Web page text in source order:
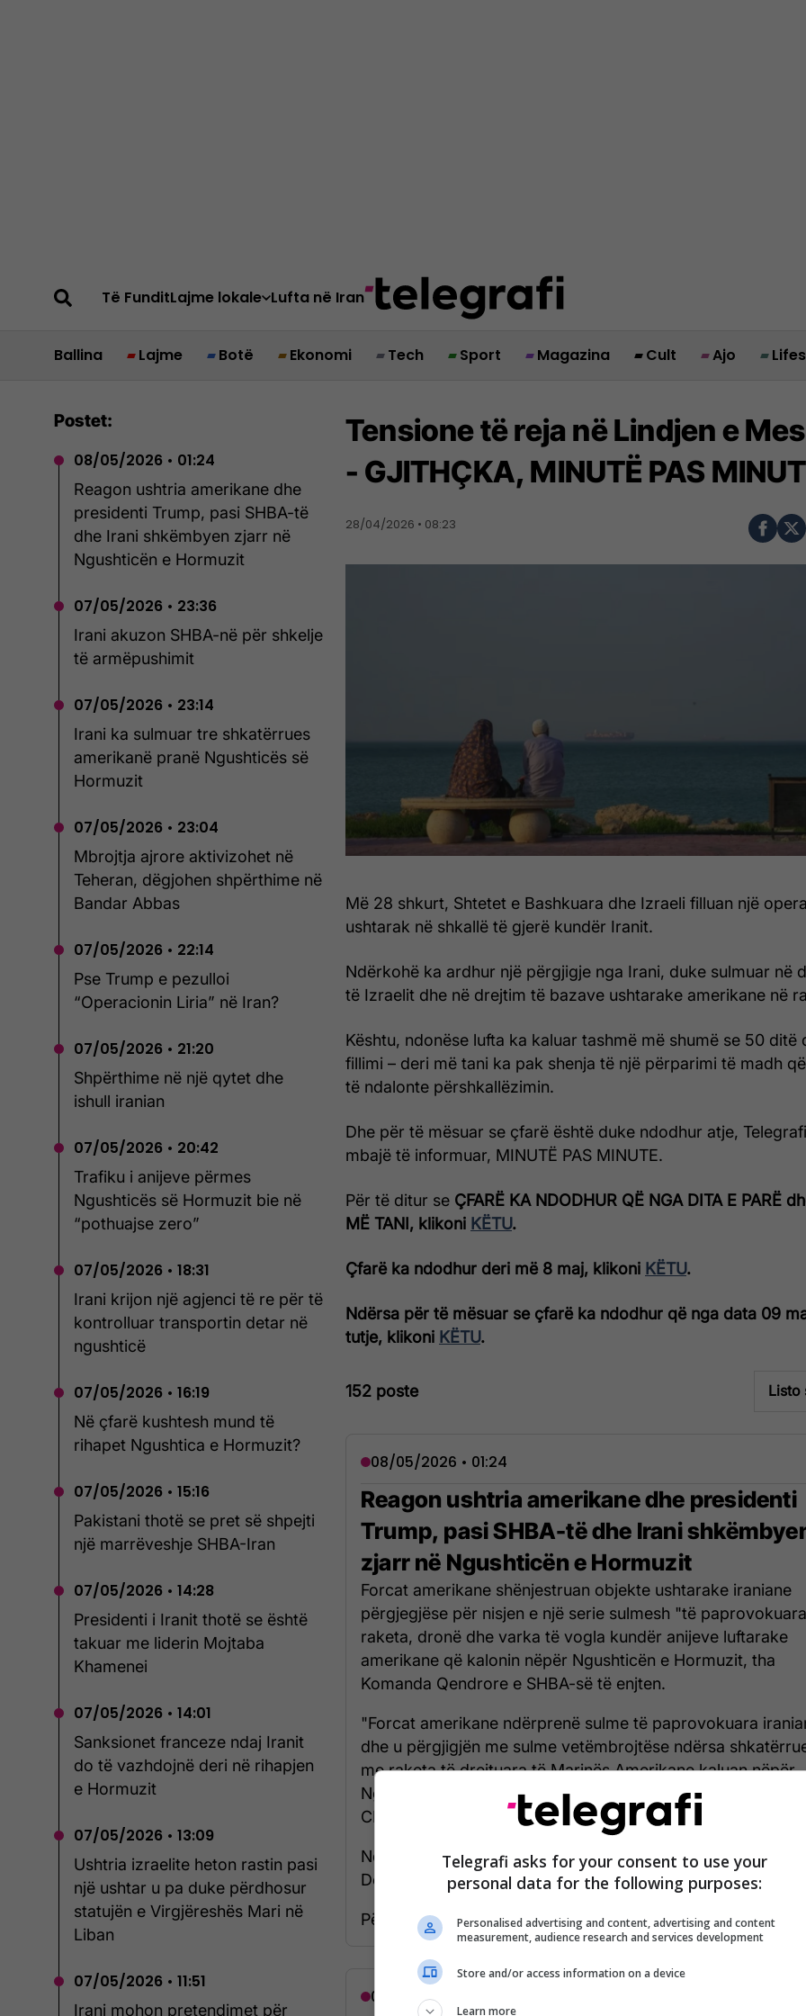
Të FunditLajme lokale Lufta në Iran
Ballina Lajme Botë Ekonomi Tech Sport Magazina Cult Ajo
Tensione të reja në Lindjen e
- GJITHÇKA, MINUTË PAS
28/04/2026 • 08:23
Postet:
08/05/2026 • 01:24
Reagon ushtria amerikane dhe
presidenti Trump, pasi SHBA-të
dhe Irani shkëmbyen zjarr në
Ngushticën e Hormuzit
07/05/2026 • 23:36
Irani akuzon SHBA-në për shkelje
të armëpushimit
07/05/2026 • 23:14
Irani ka sulmuar tre shkatërrues
amerikanë pranë Ngushticës së
Hormuzit
07/05/2026 • 23:04
Mbrojtja ajrore aktivizohet në
Teheran, dëgjohen shpërthime në
Bandar Abbas
07/05/2026 • 22:14
Pse Trump e pezulloi
“Operacionin Liria” në Iran?
07/05/2026 • 21:20
Shpërthime në një qytet dhe
ishull iranian
07/05/2026 • 20:42
Trafiku i anijeve përmes
Ngushticës së Hormuzit bie në
“pothuajse zero”
07/05/2026 • 18:31
Irani krijon një agjenci të re për të
kontrolluar transportin detar në
ngushticë
07/05/2026 • 16:19
Në çfarë kushtesh mund të
rihapet Ngushtica e Hormuzit?
07/05/2026 • 15:16
Pakistani thotë se pret së shpejti
një marrëveshje SHBA-Iran
07/05/2026 • 14:28
Presidenti i Iranit thotë se është
takuar me liderin Mojtaba
Khamenei
07/05/2026 • 14:01
Sanksionet franceze ndaj Iranit
do të vazhdojnë deri në rihapjen
e Hormuzit
07/05/2026 • 13:09
Ushtria izraelite heton rastin pasi
një ushtar u pa duke përdhosur
statujën e Virgjëreshës Mari në
Liban
07/05/2026 • 11:51
Irani mohon pretendimet për
Më 28 shkurt, Shtetet e Bashkuara dhe Izraeli filluan një
ushtarak në shkallë të gjerë kundër Iranit.
Ndërkohë ka ardhur një përgjigje nga Irani, duke sulmuar në
të Izraelit dhe në drejtim të bazave ushtarake amerikane në
Kështu, ndonëse lufta ka kaluar tashmë më shumë se 50 ditë
fillimi – deri më tani ka pak shenja të një përparimi të madh
të ndalonte përshkallëzimin.
Dhe për të mësuar se çfarë është duke ndodhur atje,
mbajë të informuar, MINUTË PAS MINUTE.
Për të ditur se ÇFARË KA NDODHUR QË NGA DITA E PARË
MË TANI, klikoni KËTU.
Çfarë ka ndodhur deri më 8 maj, klikoni KËTU.
Ndërsa për të mësuar se çfarë ka ndodhur që nga data 09
tutje, klikoni KËTU.
152 poste Listo
08/05/2026 • 01:24
Reagon ushtria amerikane dhe presidenti
Trump, pasi SHBA-të dhe Irani
zjarr në Ngushticën e Hormuzit
Forcat amerikane shënjestruan objekte ushtarake iraniane
përgjegjëse për nisjen e një serie sulmesh "të
raketa, dronë dhe varka të vogla kundër anijeve luftarake
amerikane që kalonin nëpër Ngushticën e Hormuzit, tha
Komanda Qendrore e SHBA-së të enjten.
"Forcat amerikane ndërprenë sulme të paprovokuara
dhe u përgjigjën me sulme vetëmbrojtëse ndërsa
me raketa të drejtuara të Marinës Amerikane kaluan nëpër
Ngushticën e Hormuzit në Gjirin e Omanit, më 7 maj", tha
CENTCOM në një njoftim për shtyp, përcjell Telegrafi.
Ndërkohë ka ardhur edhe një reagim nga presidenti
Donald Trump.
Për të lexuar lajmin e plotë, klikoniKËTU.
07/05/2026 • 23:36
Telegrafi asks for your consent to use your
personal data for the following purposes:
Personalised advertising and content, advertising and content
measurement, audience research and services development
Store and/or access information on a device
Learn more